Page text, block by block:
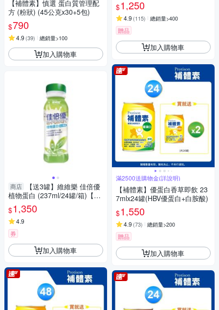
【補體素】慎選 蛋白質管理配
方 (粉狀) (45公克x30+5包)
$790
4.9 (39) 總銷量>100
加入購物車
商店
【送3罐】維維樂 佳倍優
植物蛋白 (237ml/24罐/箱)【杏
一】
$1,350
4.9
券
加入購物車
$1,250
4.9 (115) 總銷量>400
贈品
加入購物車
滿2500送購物金(詳說明)
【補體素】優蛋白香草即飲 23
7mlx24罐(HBV優蛋白+白胺酸)
$1,550
4.9 (73) 總銷量>200
贈品
加入購物車